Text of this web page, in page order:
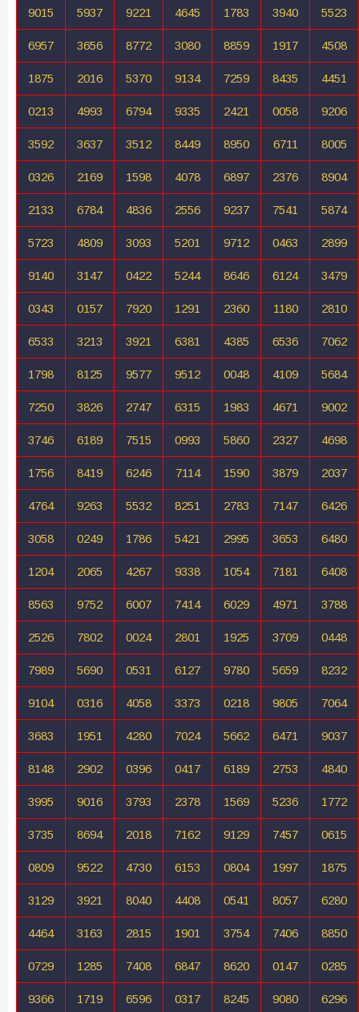
9015 5937 9221 4645 1783 3940 5523
6957 3656 8772 3080 8859 1917 4508
1875 2016 5370 9134 7259 8435 4451
0213 4993 6794 9335 2421 0058 9206
3592 3637 3512 8449 8950 6711 8005
0326 2169 1598 4078 6897 2376 8904
2133 6784 4836 2556 9237 7541 5874
5723 4809 3093 5201 9712 0463 2899
9140 3147 0422 5244 8646 6124 3479
0343 0157 7920 1291 2360 1180 2810
6533 3213 3921 6381 4385 6536 7062
1798 8125 9577 9512 0048 4109 5684
7250 3826 2747 6315 1983 4671 9002
3746 6189 7515 0993 5860 2327 4698
1756 8419 6246 7114 1590 3879 2037
4764 9263 5532 8251 2783 7147 6426
3058 0249 1786 5421 2995 3653 6480
1204 2065 4267 9338 1054 7181 6408
8563 9752 6007 7414 6029 4971 3788
2526 7802 0024 2801 1925 3709 0448
7989 5690 0531 6127 9780 5659 8232
9104 0316 4058 3373 0218 9805 7064
3683 1951 4280 7024 5662 6471 9037
8148 2902 0396 0417 6189 2753 4840
3995 9016 3793 2378 1569 5236 1772
3735 8694 2018 7162 9129 7457 0615
0809 9522 4730 6153 0804 1997 1875
3129 3921 8040 4408 0541 8057 6280
4464 3163 2815 1901 3754 7406 8850
0729 1285 7408 6847 8620 0147 0285
9366 1719 6596 0317 8245 9080 6296